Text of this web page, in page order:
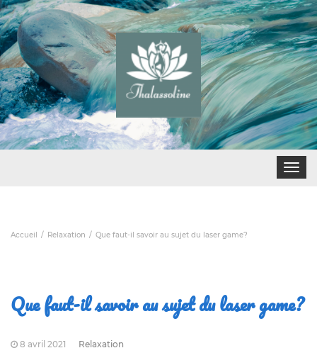
Toggle
Accueil Relaxation Que faut-il savoir au sujet du laser game?
Que faut-il savoir au sujet du laser game?
8 avril 2021 Relaxation